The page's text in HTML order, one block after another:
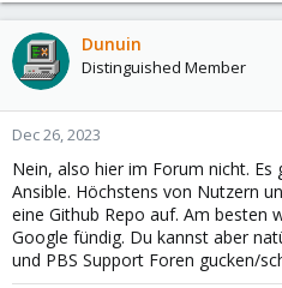
Dunuin
Distinguished Member
Dec 26, 2023
Nein, also hier im Forum nicht.
Ansible. Höchstens von Nutzern
eine Github Repo auf. Am besten
Google fündig. Du kannst aber
und PBS Support Foren gucken/